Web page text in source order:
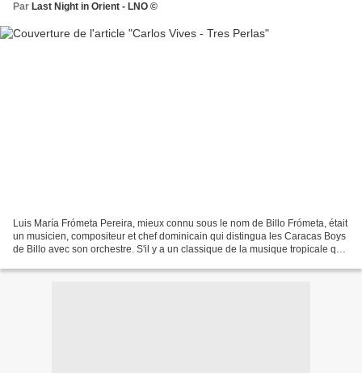
Par Last Night in Orient - LNO ©
Luis María Frómeta Pereira, mieux connu sous le nom de Billo Frómeta, était
un musicien, compositeur et chef dominicain qui distingua les Caracas Boys
de Billo avec son orchestre. S'il y a un classique de la musique tropicale qui